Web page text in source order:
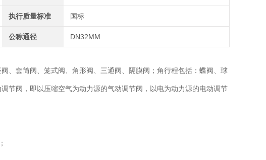
执行质量标准 国标
公称通径 DN32MM
、套筒阀、笼式阀、角形阀、三通阀、隔膜阀；角行程包括：蝶阀、球
节阀，即以压缩空气为动力源的气动调节阀，以电为动力源的电动调节